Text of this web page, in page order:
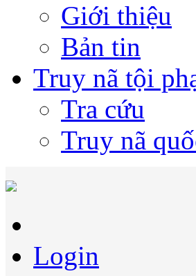
Giới thiệu
Bản tin
Truy nã tội
Tra cứu
Truy nã
Login